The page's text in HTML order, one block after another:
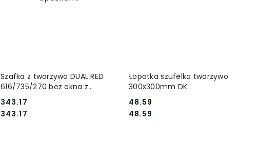
Szafka z tworzywa DUAL RED
616/735/270 bez okna z
opaskami
Cena:
343.17
Cena:
343.17
Łopatka szufelka tworzywo
300x300mm DK
Cena:
48.59
Cena:
48.59
DO KOSZYKA